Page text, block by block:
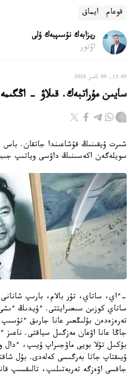
قوعام ايماق
ريزابەك نۇسىپبەك ۇلى
اۆتور
13:40, 09 تامىز 2026
سايىن مۇراتبەك. قىلاۋ - اڭگىمە
شىرت ۇيقىنىڭ قۇشاعىندا جاتقان. باس
سويلەگەن اكەسىنىڭ داۋسى وياتىپ
-ءاي، ساتاي، تۇر بالام، بارىپ
ساتاي كوزىن سىعىرايتتى. ءۇيدىڭ
تەرەزەدەن بۇلىڭعىر عانا جارىق
جاڭا عانا اۋعان مەزگىل سياقتى. ناعىز
بۇكىل تۇلا بويى ماۋجىراپ ۇيىپ،
ۇيىقتاپ جاتا بەرگىسى كەلەدى. بۇل
جاقسى اۋەزگە تەربەتىلىپ، تالىقسىپ